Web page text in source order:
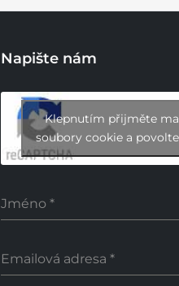
Napište nám
Klepnutím přijměte
soubory cookie a
Jméno *
Emailová adresa *